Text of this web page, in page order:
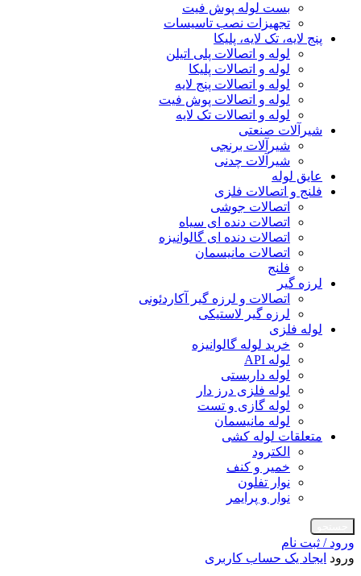
بست لوله پوش فیت
تجهیزات نصب تاسیسات
پنج لایه، تک لایه، پلیکا
لوله و اتصالات پلی اتیلن
لوله و اتصالات پلیکا
لوله و اتصالات پنج لایه
لوله و اتصالات پوش فیت
لوله و اتصالات تک لایه
شیرآلات صنعتی
شیرآلات برنجی
شیرآلات چدنی
عایق لوله
فلنج و اتصالات فلزی
اتصالات جوشی
اتصالات دنده ای سیاه
اتصالات دنده ای گالوانیزه
اتصالات مانیسمان
فلنج
لرزه گیر
اتصالات و لرزه گیر آکاردئونی
لرزه گیر لاستیکی
لوله فلزی
خرید لوله گالوانیزه
لوله API
لوله داربستی
لوله فلزی درز دار
لوله گازی و تست
لوله مانیسمان
متعلقات لوله کشی
الکترود
خمیر و کنف
نوار تفلون
نوار و پرایمر
ورود / ثبت نام
ورود ایجاد یک حساب کاربری